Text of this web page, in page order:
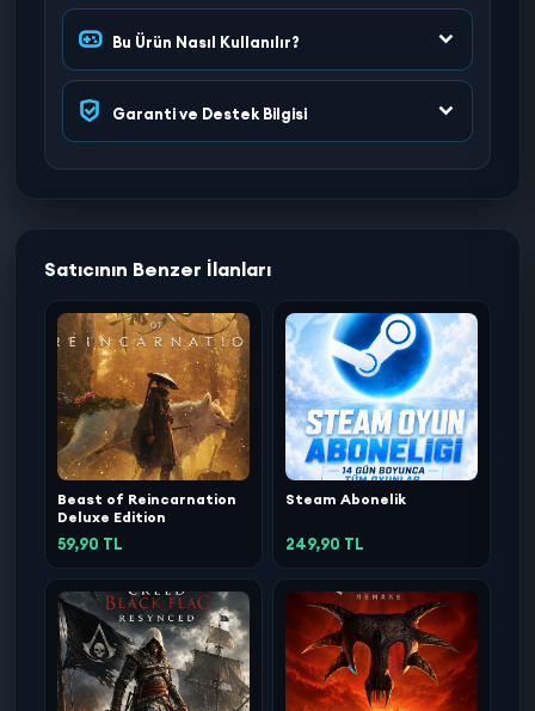
Bu Ürün Nasıl Kullanılır?
Garanti ve Destek Bilgisi
Satıcının Benzer İlanları
Beast of Reincarnation
Deluxe Edition
59,90 TL
Steam Abonelik
249,90 TL